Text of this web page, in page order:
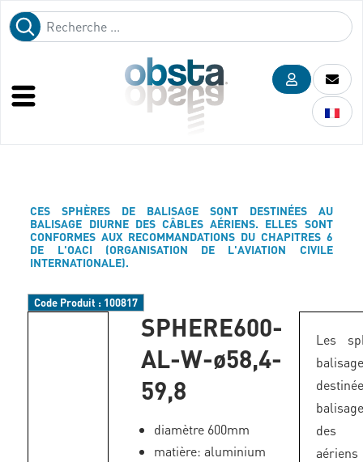
CES SPHÈRES DE BALISAGE SONT DESTINÉES AU
BALISAGE DIURNE DES CÂBLES AÉRIENS. ELLES SONT
CONFORMES AUX RECOMMANDATIONS DU CHAPITRES 6
DE L'OACI (ORGANISATION DE L'AVIATION CIVILE
INTERNATIONALE).
Code Produit : 100817
SPHERE600-
AL-W-ø58,4-
59,8
diamètre 600mm
matière: aluminium
Les
des